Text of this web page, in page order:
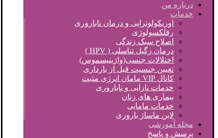
درباره من
خدمات
اوریکولوتراپی و درمان ناباروری
رفلکسولوژی
اصلاح سبک زندگی
درمان زگیل تناسلی ( HPV )
اختلالات جنسی(واژینیسموس)
تعیین جنسیت قبل از بارداری
کانال VIP مامان انرژی مثبت
خدمات نازایی و ناباروری
بیماری های زنان
خدمات مامایی
لاین ماساژ باروری
مجله آموزشی
پرسش و پاسخ